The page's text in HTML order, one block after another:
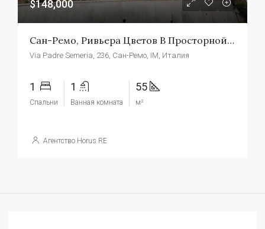
$148,000
Сан-Ремо, Ривьера Цветов В Просторной Двухкомнатной Квартире
Via Padre Semeria, 236, Сан-Ремо, IM, Италия
1
Спальни
1
Ванная комната
55
м²
Агентство Horus RE